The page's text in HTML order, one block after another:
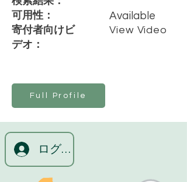
可用性：
寄付者向けビ
デオ：
Available
View Video
Full Profile
ログイン